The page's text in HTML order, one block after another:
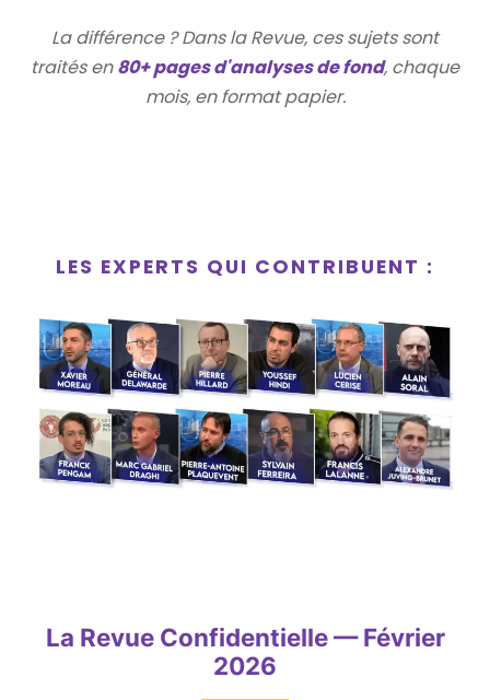
La différence ? Dans la Revue, ces sujets sont
traités en80+ pages d'analyses de fond, chaque
mois, en format papier.
LES EXPERTS QUI CONTRIBUENT :
La Revue Confidentielle — Février
2026